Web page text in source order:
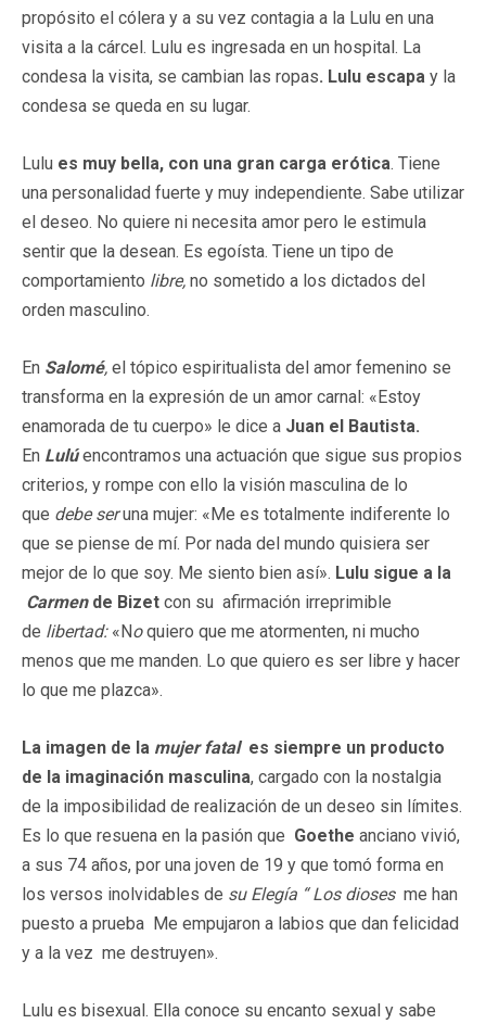
propósito el cólera y a su vez contagia a la Lulu en una
visita a la cárcel. Lulu es ingresada en un hospital. La
condesa la visita, se cambian las ropas. Lulu escapa y la
condesa se queda en su lugar.
Lulu es muy bella, con una gran carga erótica. Tiene
una personalidad fuerte y muy independiente. Sabe utilizar
el deseo. No quiere ni necesita amor pero le estimula
sentir que la desean. Es egoísta. Tiene un tipo de
comportamiento libre, no sometido a los dictados del
orden masculino.
En Salomé, el tópico espiritualista del amor femenino se
transforma en la expresión de un amor carnal: «Estoy
enamorada de tu cuerpo» le dice a Juan el Bautista.
En Lulú encontramos una actuación que sigue sus propios
criterios, y rompe con ello la visión masculina de lo
que debe seruna mujer: «Me es totalmente indiferente lo
que se piense de mí. Por nada del mundo quisiera ser
mejor de lo que soy. Me siento bien así». Lulu sigue a la
Carmende Bizet con su afirmación irreprimible
de libertad: «Noquiero que me atormenten, ni mucho
menos que me manden. Lo que quiero es ser libre y hacer
lo que me plazca».
La imagen de la mujer fatales siempre un producto
de la imaginación masculina, cargado con la nostalgia
de la imposibilidad de realización de un deseo sin límites.
Es lo que resuena en la pasión que Goethe anciano vivió,
a sus 74 años, por una joven de 19 y que tomó forma en
los versos inolvidables de su Elegía “ Los diosesme han
puesto a prueba Me empujaron a labios que dan felicidad
y a la vez me destruyen».
Lulu es bisexual. Ella conoce su encanto sexual y sabe